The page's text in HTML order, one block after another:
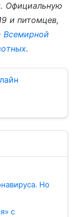
Официальную
и питомцев,
Всемирной
.
Но
с